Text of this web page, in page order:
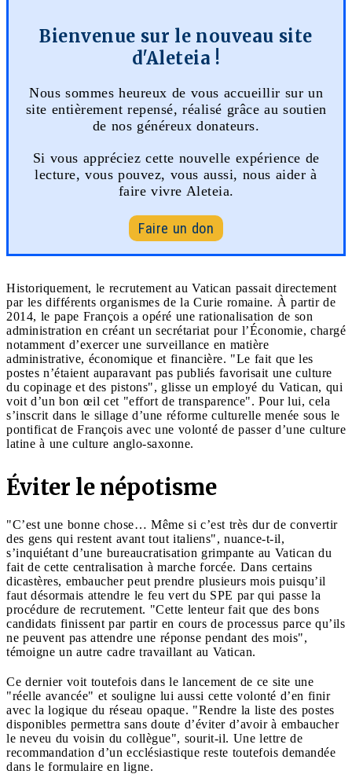
Bienvenue sur le nouveau site
d'Aleteia !
Nous sommes heureux de vous accueillir sur un
site entièrement repensé, réalisé grâce au soutien
de nos généreux donateurs.
Si vous appréciez cette nouvelle expérience de
lecture, vous pouvez, vous aussi, nous aider à
faire vivre Aleteia.
Faire un don
Historiquement, le recrutement au Vatican passait directement
par les différents organismes de la Curie romaine. À partir de
2014, le pape François a opéré une rationalisation de son
administration en créant un secrétariat pour l’Économie, chargé
notamment d’exercer une surveillance en matière
administrative, économique et financière. "Le fait que les
postes n’étaient auparavant pas publiés favorisait une culture
du copinage et des pistons", glisse un employé du Vatican, qui
voit d’un bon œil cet "effort de transparence". Pour lui, cela
s’inscrit dans le sillage d’une réforme culturelle menée sous le
pontificat de François avec une volonté de passer d’une culture
latine à une culture anglo-saxonne.
Éviter le népotisme
"C’est une bonne chose… Même si c’est très dur de convertir
des gens qui restent avant tout italiens", nuance-t-il,
s’inquiétant d’une bureaucratisation grimpante au Vatican du
fait de cette centralisation à marche forcée. Dans certains
dicastères, embaucher peut prendre plusieurs mois puisqu’il
faut désormais attendre le feu vert du SPE par qui passe la
procédure de recrutement. "Cette lenteur fait que des bons
candidats finissent par partir en cours de processus parce qu’ils
ne peuvent pas attendre une réponse pendant des mois",
témoigne un autre cadre travaillant au Vatican.
Ce dernier voit toutefois dans le lancement de ce site une
"réelle avancée" et souligne lui aussi cette volonté d’en finir
avec la logique du réseau opaque. "Rendre la liste des postes
disponibles permettra sans doute d’éviter d’avoir à embaucher
le neveu du voisin du collègue", sourit-il. Une lettre de
recommandation d’un ecclésiastique reste toutefois demandée
dans le formulaire en ligne.